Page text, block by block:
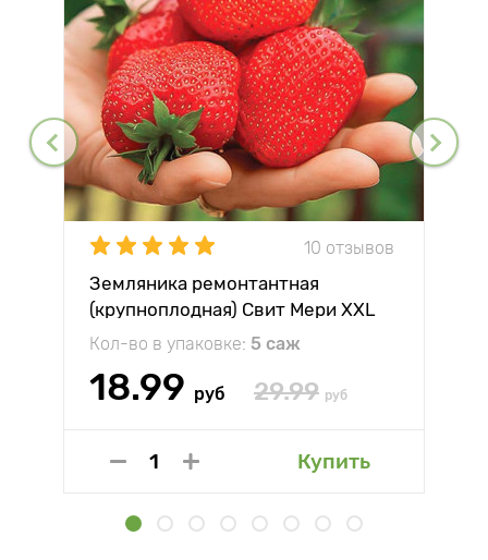
10 отзывов
Земляника ремонтантная
(крупноплодная) Свит Мери XXL
Кол-во в упаковке: 5 саж
18.99 руб 29.99 руб
Купить